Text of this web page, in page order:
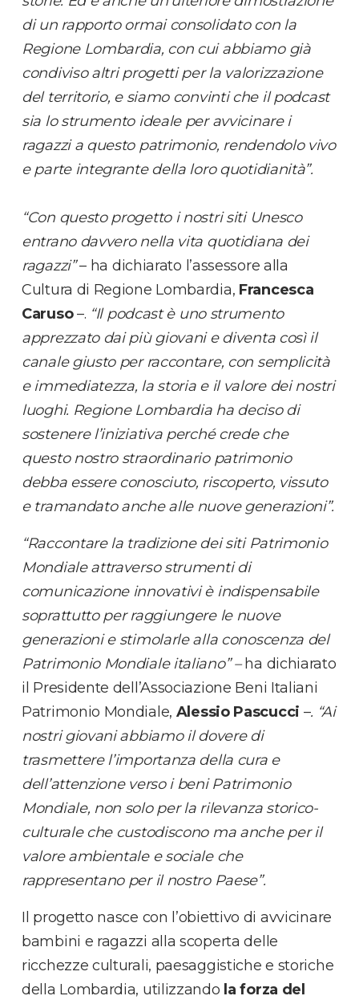
di un rapporto ormai consolidato con la
Regione Lombardia, con cui abbiamo già
condiviso altri progetti per la valorizzazione
del territorio, e siamo convinti che il podcast
sia lo strumento ideale per avvicinare i
ragazzi a questo patrimonio, rendendolo vivo
e parte integrante della loro quotidianità”.
“Con questo progetto i nostri siti Unesco
entrano davvero nella vita quotidiana dei
ragazzi”– ha dichiarato l’assessore alla
Cultura di Regione Lombardia, Francesca
Caruso–. “Il podcast è uno strumento
apprezzato dai più giovani e diventa così il
canale giusto per raccontare, con semplicità
e immediatezza, la storia e il valore dei nostri
luoghi. Regione Lombardia ha deciso di
sostenere l’iniziativa perché crede che
questo nostro straordinario patrimonio
debba essere conosciuto, riscoperto, vissuto
e tramandato anche alle nuove generazioni”.
“Raccontare la tradizione dei siti Patrimonio
Mondiale attraverso strumenti di
comunicazione innovativi è indispensabile
soprattutto per raggiungere le nuove
generazioni e stimolarle alla conoscenza del
Patrimonio Mondiale italiano” –ha dichiarato
il Presidente dell’Associazione Beni Italiani
Patrimonio Mondiale, Alessio Pascucci –. “Ai
nostri giovani abbiamo il dovere di
trasmettere l’importanza della cura e
dell’attenzione verso i beni Patrimonio
Mondiale, non solo per la rilevanza storico-
culturale che custodiscono ma anche per il
valore ambientale e sociale che
rappresentano per il nostro Paese”.
Il progetto nasce con l’obiettivo di avvicinare
bambini e ragazzi alla scoperta delle
ricchezze culturali, paesaggistiche e storiche
della Lombardia, utilizzando la forza del